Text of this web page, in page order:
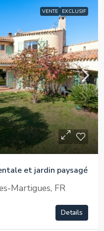
VENTE EXCLUSIF
et jardin paysagé
Martigues, FR
Details